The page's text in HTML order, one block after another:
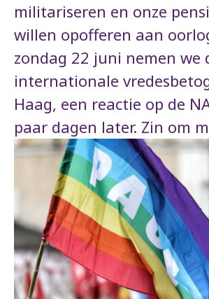
militariseren en onze
willen opofferen aan
zondag 22 juni nemen we
internationale
Haag, een reactie op de
paar dagen later. Zin om